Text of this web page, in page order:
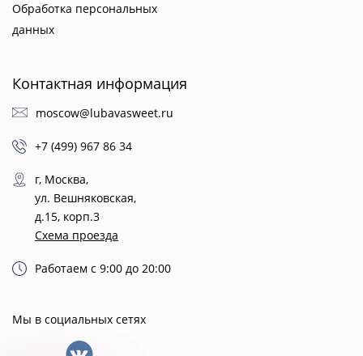
Обработка персональных
данных
Контактная информация
moscow@lubavasweet.ru
+7 (499) 967 86 34
г, Москва,
ул. Вешняковская,
д.15, корп.3
Схема проезда
Работаем с 9:00 до 20:00
Мы в социальных сетях